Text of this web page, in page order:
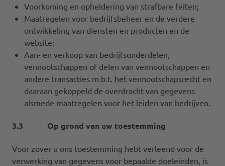
Voorkoming en opheldering van strafbare feiten;
Maatregelen voor bedrijfsbeheer en de verdere
ontwikkeling van diensten en producten en de
website;
Aan- en verkoop van bedrijfsonderdelen,
vennootschappen of delen van vennootschappen en
andere transacties m.b.t. het vennootschapsrecht en
daaraan gekoppeld de overdracht van gegevens
alsmede maatregelen voor het leiden van bedrijven.
3.3 Op grond van uw toestemming
Voor zover u ons toestemming hebt verleend voor de
verwerking van gegevens voor bepaalde doeleinden, is